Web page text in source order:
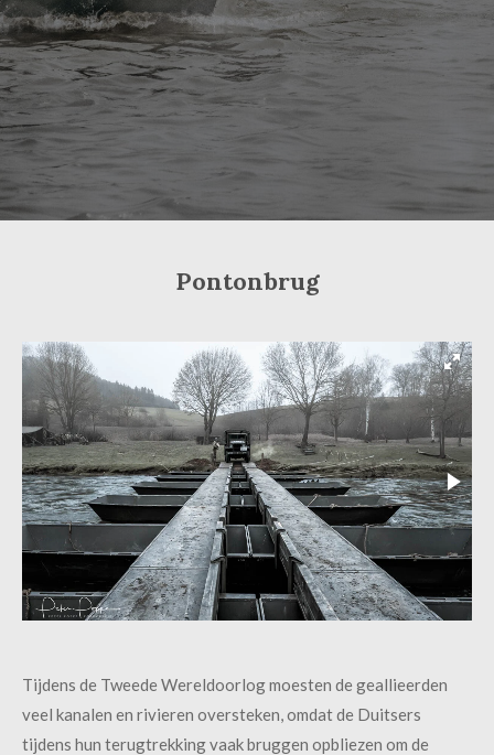
Pontonbrug
Tijdens de Tweede Wereldoorlog moesten de geallieerden
veel kanalen en rivieren oversteken, omdat de Duitsers
tijdens hun terugtrekking vaak bruggen opbliezen om de